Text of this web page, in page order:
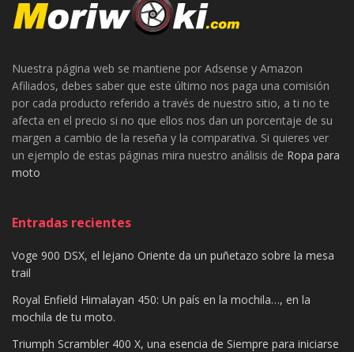
Nuestra página web se mantiene por Adsense y Amazon
Afiliados, debes saber que este último nos paga una comisión
por cada producto referido a través de nuestro sitio, a ti no te
afecta en el precio si no que ellos nos dan un porcentaje de su
margen a cambio de la reseña y la comparativa. Si quieres ver
un ejemplo de estas páginas mira nuestro análisis de Ropa para
moto
Entradas recientes
Voge 900 DSX, el lejano Oriente da un puñetazo sobre la mesa
trail
Royal Enfield Himalayan 450: Un país en la mochila…, en la
mochila de tu moto.
Triumph Scrambler 400 X, una esencia de Siempre para iniciarse